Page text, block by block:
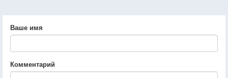
Ваше имя
Комментарий